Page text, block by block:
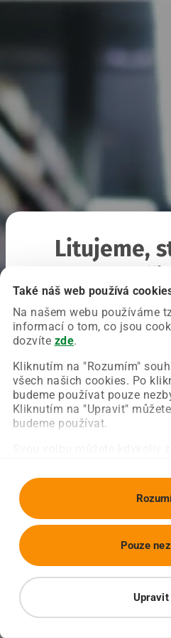
Také náš web používá
Na našem webu používáme
informací o tom, co jsou
dozvíte zde.
Kliknutím na "Rozumím"
všech našich cookies. Po
budeme používat pouze
Kliknutím na "Upravit"
budeme používat.
Upravit
Pouze
Litujeme,
Chyba nastala na naší
Zkuste prosím znovu
Obnovit stránku